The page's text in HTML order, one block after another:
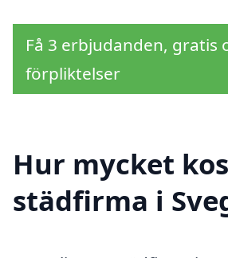
Få 3 erbjudanden, gratis
förpliktelser
Hur mycket
städfirma i